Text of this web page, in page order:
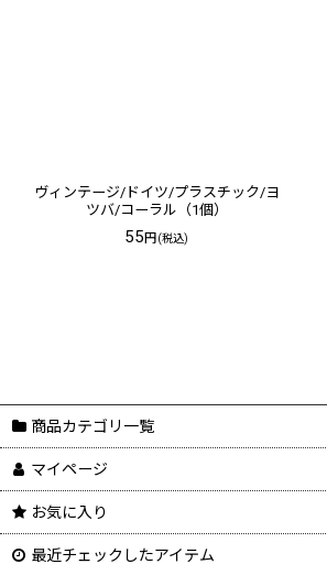
ヴィンテージ/ドイツ/プラスチック/ヨ
ツバ/コーラル（1個）
55円(税込)
商品カテゴリ一覧
マイページ
お気に入り
最近チェックしたアイテム